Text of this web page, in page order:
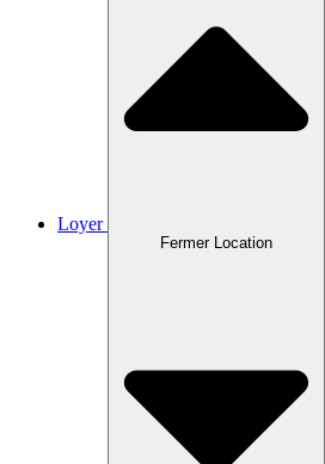
Loyer
Fermer Location